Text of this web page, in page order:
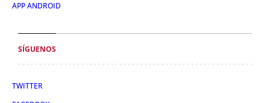
APP ANDROID
SÍGUENOS
TWITTER